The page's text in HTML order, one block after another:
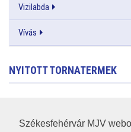
Székesfehérvár MJV
Vizilabda
Vívás
NYITOTT TORNATERMEK
RSS